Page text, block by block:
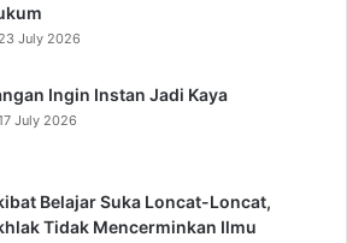
23 July 2026
Ingin Instan Jadi Kaya
July 2026
Belajar Suka Loncat-Loncat,
Tidak Mencerminkan Ilmu